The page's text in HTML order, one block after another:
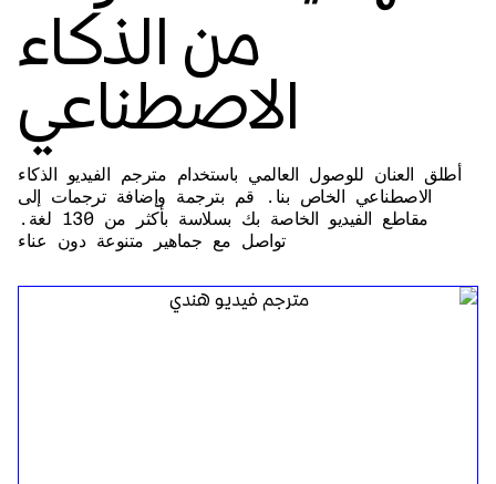
من الذكاء
الاصطناعي
أطلق العنان للوصول العالمي باستخدام مترجم الفيديو الذكاء
الاصطناعي الخاص بنا. قم بترجمة وإضافة ترجمات إلى
مقاطع الفيديو الخاصة بك بسلاسة بأكثر من 130 لغة.
تواصل مع جماهير متنوعة دون عناء